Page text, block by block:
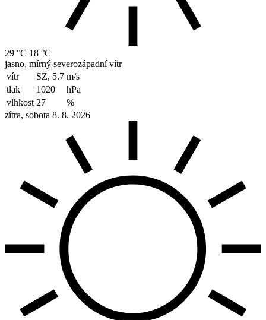
29 °C 18 °C
jasno, mírný severozápadní vítr
vítr
SZ, 5.7 m/s
tlak
1020
hPa
vlhkost 27
%
zítra, sobota 8. 8. 2026